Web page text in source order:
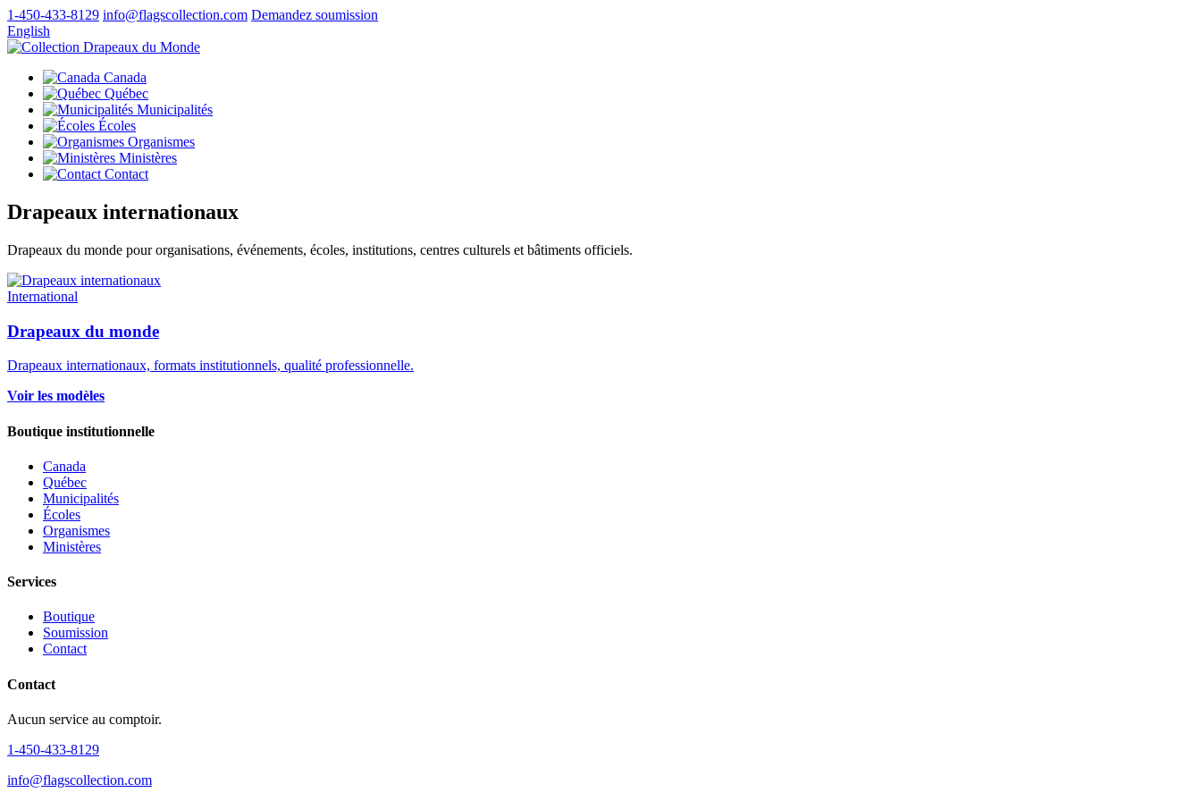
1‑450‑433‑8129 info@flagscollection.com Demandez soumission
English
Canada
Québec
Municipalités
Écoles
Organismes
Ministères
Contact
Drapeaux internationaux
Drapeaux du monde pour organisations, événements, écoles, institutions, centres culturels et bâtiments officiels.
International
Drapeaux du monde
Drapeaux internationaux, formats institutionnels, qualité professionnelle.
Voir les modèles
Boutique institutionnelle
Canada
Québec
Municipalités
Écoles
Organismes
Ministères
Services
Boutique
Soumission
Contact
Contact
Aucun service au comptoir.
1‑450‑433‑8129
info@flagscollection.com